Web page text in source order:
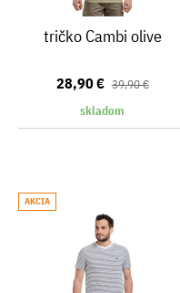
tričko Cambi olive
28,90 € 39,90 €
skladom
AKCIA